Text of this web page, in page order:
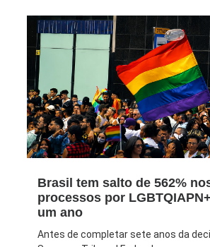
Brasil tem salto de 562%
processos por
um ano
Antes de completar sete anos da